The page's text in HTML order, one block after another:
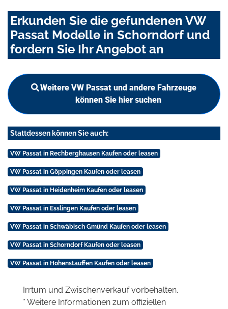
Erkunden Sie die gefundenen VW
Passat Modelle in Schorndorf und
fordern Sie Ihr Angebot an
Weitere VW Passat und andere Fahrzeuge
können Sie hier suchen
Stattdessen können Sie auch:
VW Passat in Rechberghausen Kaufen oder leasen
VW Passat in Göppingen Kaufen oder leasen
VW Passat in Heidenheim Kaufen oder leasen
VW Passat in Esslingen Kaufen oder leasen
VW Passat in Schwäbisch Gmünd Kaufen oder leasen
VW Passat in Schorndorf Kaufen oder leasen
VW Passat in Hohenstauffen Kaufen oder leasen
Irrtum und Zwischenverkauf vorbehalten.
* Weitere Informationen zum offiziellen